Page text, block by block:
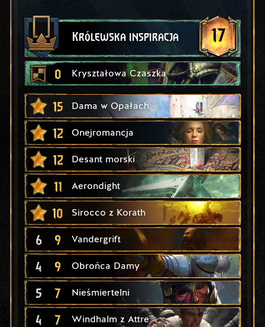
Królewska inspiracja 17
0 Kryształowa Czaszka
15 Dama w Opałach
12 Onejromancja
12 Desant morski
11 Aerondight
10 Sirocco z Korath
6 9 Vandergrift
4 9 Obrońca Damy
5 7 Nieśmiertelni
4 7 Windhalm z Attre